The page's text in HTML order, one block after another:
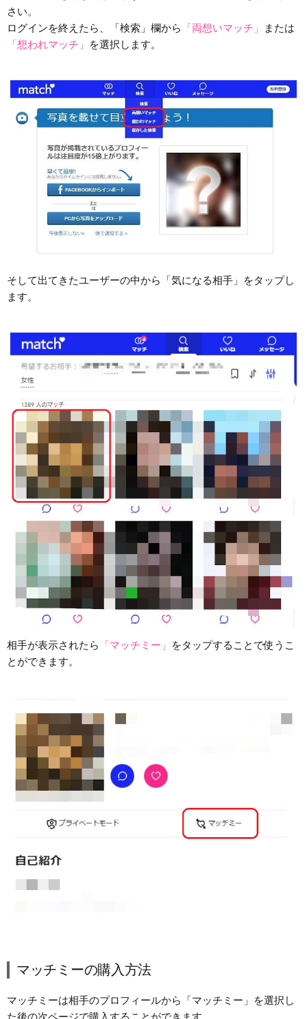
さい。
ログインを終えたら、「検索」欄から
「両想いマッチ」
または
「想われマッチ」
を選択します。
そして出てきたユーザーの中から「気になる相手」をタップし
ます。
相手が表示されたら 「マッチミー」
をタップすることで使うこ
とができます。
マッチミーの購入方法
マッチミーは相手のプロフィールから「マッチミー」を選択し